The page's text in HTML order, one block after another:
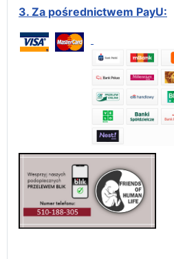
3. Za pośrednictwem PayU: